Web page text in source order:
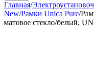
Главная/
New/Рамки Unica Pure/
матовое стекло/белый,